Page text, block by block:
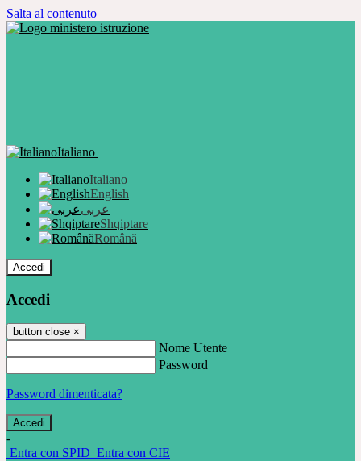
Salta al contenuto
Italiano
Italiano
English
عربى
Shqiptare
Română
Accedi
Accedi
button close ×
Nome Utente
Password
Password dimenticata?
-
Entra con SPID Entra con CIE